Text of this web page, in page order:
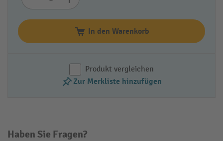
In den Warenkorb
Produkt vergleichen
Zur Merkliste hinzufügen
Haben Sie Fragen?